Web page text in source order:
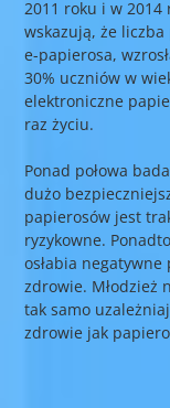
2011 roku i w
wskazują, że
e-papierosa,
30% uczniów w
elektroniczne
raz życiu.
Ponad połowa
dużo
papierosów jest
ryzykowne.
osłabia
zdrowie. Młodzież
tak samo
zdrowie jak